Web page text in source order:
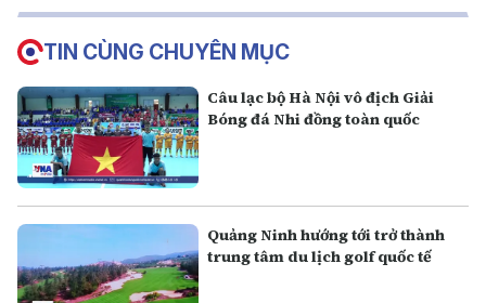
TIN CÙNG CHUYÊN MỤC
Câu lạc bộ Hà Nội vô địch Giải
Bóng đá Nhi đồng toàn quốc
Quảng Ninh hướng tới trở thành
trung tâm du lịch golf quốc tế